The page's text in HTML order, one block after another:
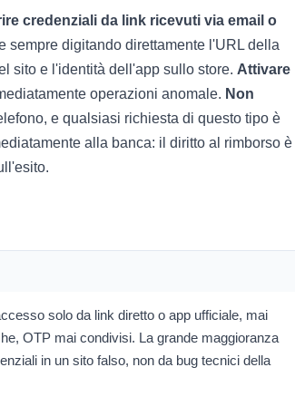
credenziali da link ricevuti via email o
sempre digitando direttamente l'URL della
sito e l'identità dell'app sullo store. Attivare
operazioni anomale. Non
e qualsiasi richiesta di questo tipo è
alla banca: il diritto al rimborso è
solo da link diretto o app ufficiale, mai
OTP mai condivisi. La grande maggioranza
in un sito falso, non da bug tecnici della